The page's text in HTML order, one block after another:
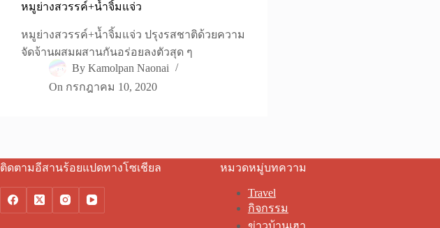
หมูย่างสวรรค์+น้ำจิ้มแจ่ว
หมูย่างสวรรค์+น้ำจิ้มแจ่ว ปรุงรสชาติด้วยความ
จัดจ้านผสมผสานกันอร่อยลงตัวสุด ๆ
By Kamolpan Naonai
On กรกฎาคม 10, 2020
ติดตามอีสานร้อยแปดทางโซเชียล หมวดหมู่บทความ
Travel
กิจกรรม